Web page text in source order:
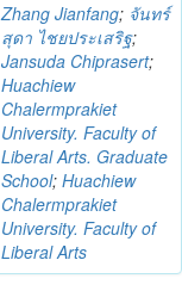
Zhang Jianfang; จันทร์
สุดา ไชยประเสริฐ;
Jansuda Chiprasert;
Huachiew
Chalermprakiet
University. Faculty of
Liberal Arts. Graduate
School; Huachiew
Chalermprakiet
University. Faculty of
Liberal Arts